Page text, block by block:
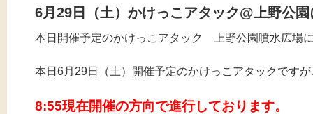
6月29日（土）かけっこアタック@上野公
本日開催予定のかけっこアタック 上野公園噴水広場
本日6月29日（土）開催予定のかけっこアタックですが
8:55現在開催の方向で進行しております。